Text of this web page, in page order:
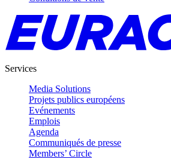
Services
Media Solutions
Projets publics européens
Evénements
Emplois
Agenda
Communiqués de presse
Members’ Circle